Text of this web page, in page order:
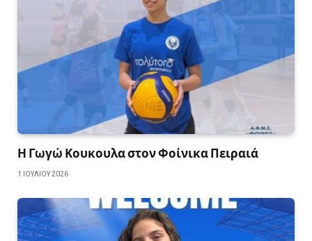
Η Γωγώ Κουκουλα στον Φοίνικα Πειραιά
1 ΙΟΥΛΊΟΥ 2026